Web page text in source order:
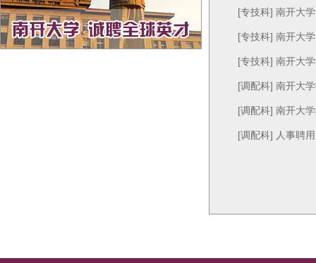
[专技科] 南开大
[专技科] 南开大
[专技科] 南开大
[调配科] 南开大
[调配科] 南开大
[调配科] 人事聘